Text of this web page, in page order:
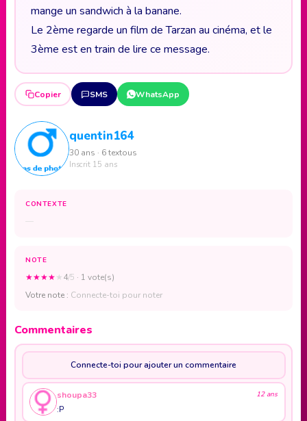
mange un sandwich à la banane.
Le 2ème regarde un film de Tarzan au cinéma, et le
3ème est en train de lire ce message.
Copier SMS WhatsApp
quentin164
30 ans · 6 textous
Inscrit 15 ans
CONTEXTE
—
NOTE
★★★★★4/5 · 1 vote(s)
Votre note : Connecte-toi pour noter
Commentaires
Connecte-toi pour ajouter un commentaire
shoupa33 12 ans
:P